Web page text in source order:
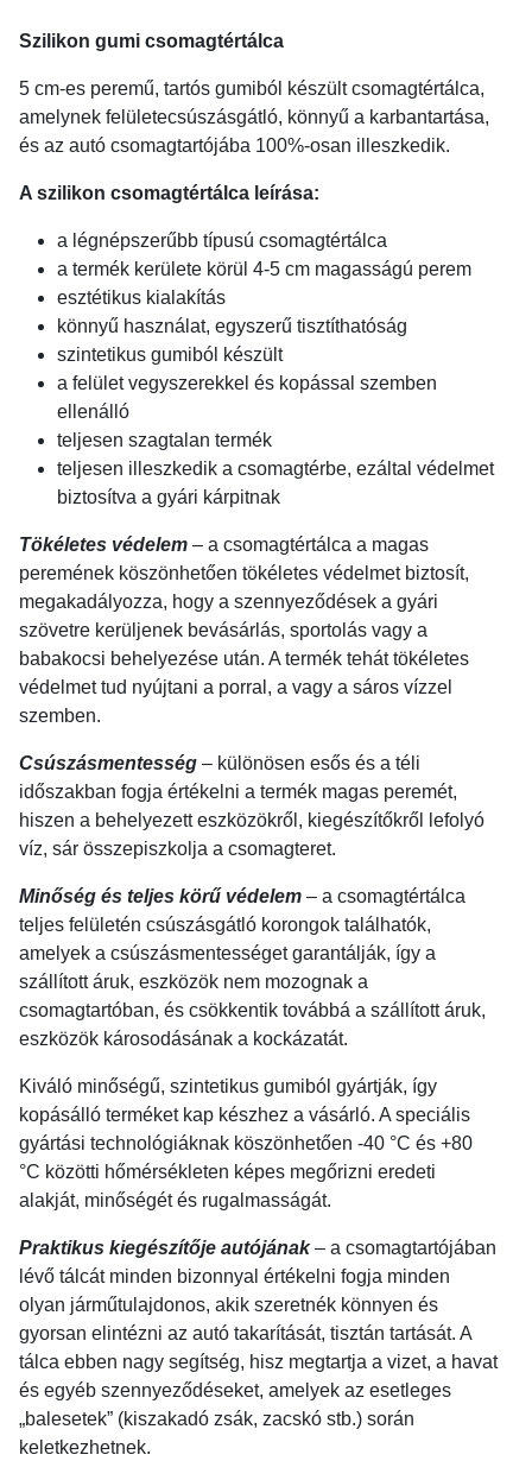
Szilikon gumi csomagtértálca
5 cm-es peremű, tartós gumiból készült csomagtértálca,
amelynek felületecsúszásgátló, könnyű a karbantartása,
és az autó csomagtartójába 100%-osan illeszkedik.
A szilikon csomagtértálca leírása:
a légnépszerűbb típusú csomagtértálca
a termék kerülete körül 4-5 cm magasságú perem
esztétikus kialakítás
könnyű használat, egyszerű tisztíthatóság
szintetikus gumiból készült
a felület vegyszerekkel és kopással szemben
ellenálló
teljesen szagtalan termék
teljesen illeszkedik a csomagtérbe, ezáltal védelmet
biztosítva a gyári kárpitnak
Tökéletes védelem – a csomagtértálca a magas
peremének köszönhetően tökéletes védelmet biztosít,
megakadályozza, hogy a szennyeződések a gyári
szövetre kerüljenek bevásárlás, sportolás vagy a
babakocsi behelyezése után. A termék tehát tökéletes
védelmet tud nyújtani a porral, a vagy a sáros vízzel
szemben.
Csúszásmentesség – különösen esős és a téli
időszakban fogja értékelni a termék magas peremét,
hiszen a behelyezett eszközökről, kiegészítőkről lefolyó
víz, sár összepiszkolja a csomagteret.
Minőség és teljes körű védelem – a csomagtértálca
teljes felületén csúszásgátló korongok találhatók,
amelyek a csúszásmentességet garantálják, így a
szállított áruk, eszközök nem mozognak a
csomagtartóban, és csökkentik továbbá a szállított áruk,
eszközök károsodásának a kockázatát.
Kiváló minőségű, szintetikus gumiból gyártják, így
kopásálló terméket kap készhez a vásárló. A speciális
gyártási technológiáknak köszönhetően -40 °C és +80
°C közötti hőmérsékleten képes megőrizni eredeti
alakját, minőségét és rugalmasságát.
Praktikus kiegészítője autójának– a csomagtartójában
lévő tálcát minden bizonnyal értékelni fogja minden
olyan járműtulajdonos, akik szeretnék könnyen és
gyorsan elintézni az autó takarítását, tisztán tartását. A
tálca ebben nagy segítség, hisz megtartja a vizet, a havat
és egyéb szennyeződéseket, amelyek az esetleges
„balesetek” (kiszakadó zsák, zacskó stb.) során
keletkezhetnek.